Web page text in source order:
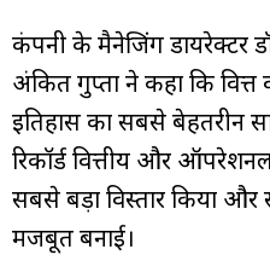
कंपनी के मैनेजिंग डायरेक्टर
अंकित गुप्ता ने कहा कि
इतिहास का सबसे बेहतरीन
रिकॉर्ड वित्तीय और
सबसे बड़ा विस्तार किया
मजबूत बनाई।